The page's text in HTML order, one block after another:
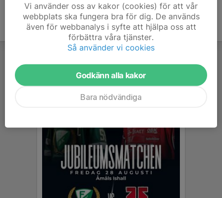
Vi använder oss av kakor (cookies) för att vår
webbplats ska fungera bra för dig. De används
även för webbanalys i syfte att hjälpa oss att
förbättra våra tjänster.
Så använder vi cookies
Godkänn alla kakor
Bara nödvändiga